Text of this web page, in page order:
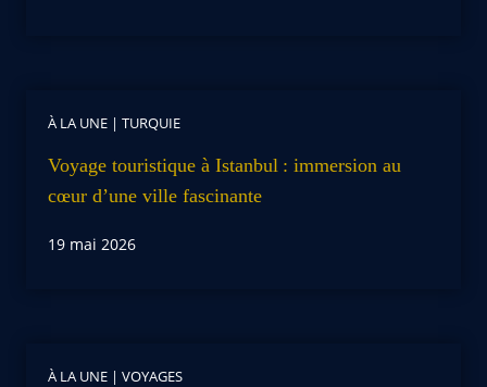
À LA UNE | TURQUIE
Voyage touristique à Istanbul : immersion au
cœur d’une ville fascinante
19 mai 2026
À LA UNE | VOYAGES